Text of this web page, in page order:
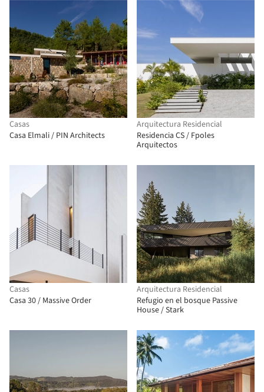
Casas
Casa Elmali / PIN Architects
Arquitectura Residencial
Residencia CS / Fpoles
Arquitectos
Casas
Casa 30 / Massive Order
Arquitectura Residencial
Refugio en el bosque Passive
House / Stark